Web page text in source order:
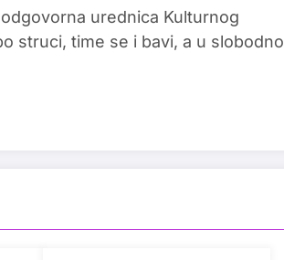
urednica Kulturnog
struci, time se i bavi, a u slobodno